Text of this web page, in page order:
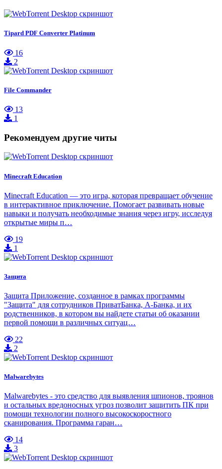
Tipard PDF Converter Platinum
16
2
File Commander
13
1
Рекомендуем другие читы
Minecraft Education
Minecraft Education — это игра, которая превращает обучение
в интерактивное приключение. Помогает развивать новые
навыки и получать необходимые знания через игру, исследуя
открытые миры п…
19
1
Защита
Защита Приложение, созданное в рамках программы
"Защита" для сотрудников ПриватБанка, А-Банка, и их
родственников, в котором вы найдете статьи об оказании
первой помощи в различных ситуац…
22
2
Malwarebytes
Malwarebytes - это средство для выявления шпионов, троянов
и остальных вредоносных угроз позволит защитить ПК при
помощи технологии полного высокоскоростного
сканирования. Программа гаран…
14
3